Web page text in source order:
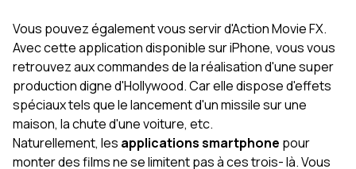
Vous pouvez également vous servir d'Action Movie FX.
Avec cette application disponible sur iPhone, vous vous
retrouvez aux commandes de la réalisation d'une super
production digne d'Hollywood. Car elle dispose d'effets
spéciaux tels que le lancement d'un missile sur une
maison, la chute d'une voiture, etc.
Naturellement, les applications smartphone pour
monter des films ne se limitent pas à ces trois- là. Vous